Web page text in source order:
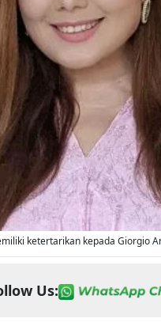
ketertarikan kepada Giorgio
Us: